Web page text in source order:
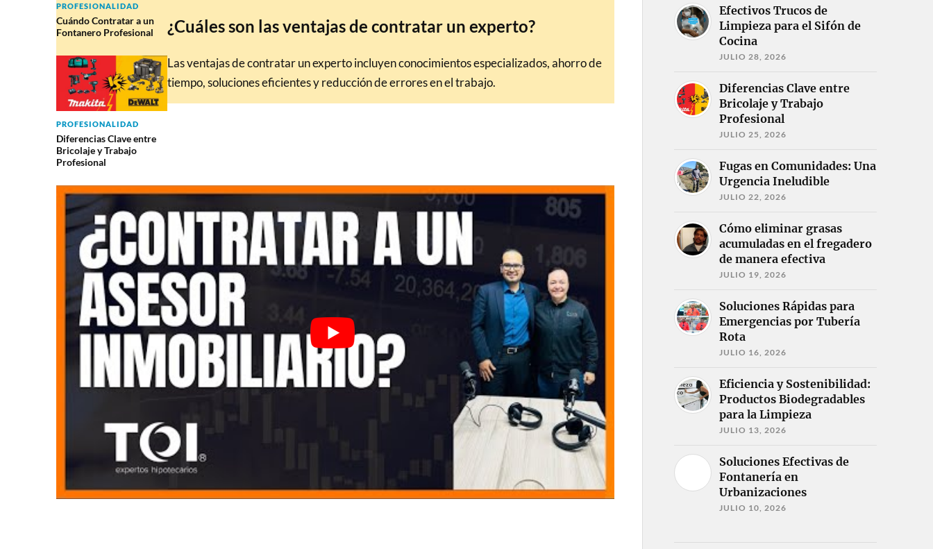
PROFESIONALIDAD
Cuándo Contratar a un
Fontanero Profesional
PROFESIONALIDAD
Diferencias Clave entre
Bricolaje y Trabajo
Profesional
¿Cuáles son las ventajas de contratar un experto?
Las ventajas de contratar un experto incluyen conocimientos especializados, ahorro de
tiempo, soluciones eficientes y reducción de errores en el trabajo.
Efectivos Trucos de
Limpieza para el Sifón de
Cocina
JULIO 28, 2026
Diferencias Clave entre
Bricolaje y Trabajo
Profesional
JULIO 25, 2026
Fugas en Comunidades: Una
Urgencia Ineludible
JULIO 22, 2026
Cómo eliminar grasas
acumuladas en el fregadero
de manera efectiva
JULIO 19, 2026
Soluciones Rápidas para
Emergencias por Tubería
Rota
JULIO 16, 2026
Eficiencia y Sostenibilidad:
Productos Biodegradables
para la Limpieza
JULIO 13, 2026
Soluciones Efectivas de
Fontanería en
Urbanizaciones
JULIO 10, 2026